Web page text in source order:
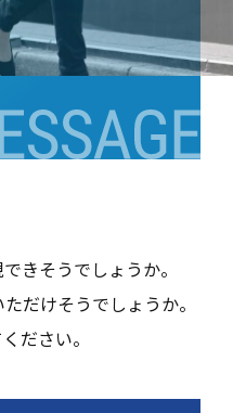
きそうでしょうか。
だけそうでしょうか。
ださい。